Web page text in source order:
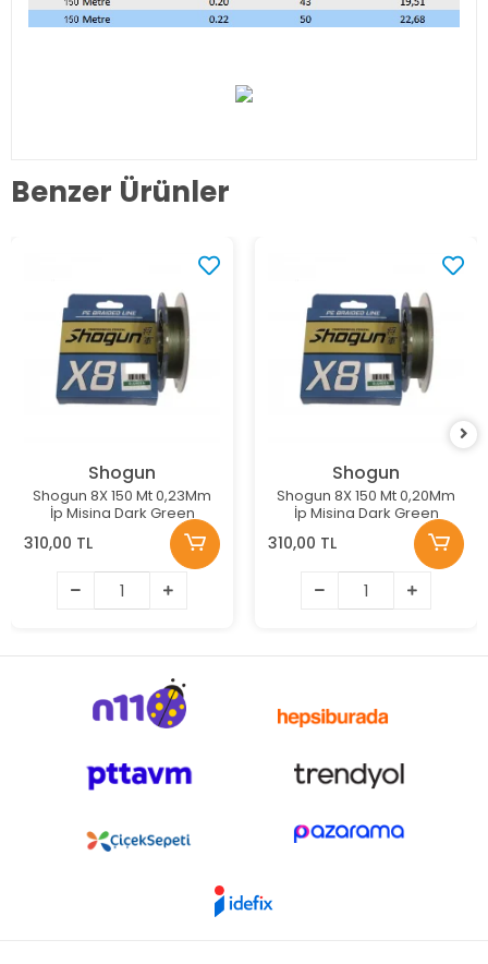
Benzer Ürünler
Shogun
Shogun 8X 150 Mt 0,23Mm
İp Misina Dark Green
310,00 TL
Shogun
Shogun 8X 150 Mt 0,20Mm
İp Misina Dark Green
310,00 TL